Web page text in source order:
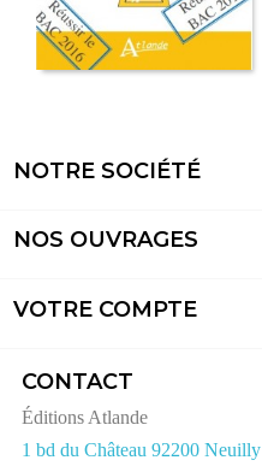
NOTRE SOCIÉTÉ
NOS OUVRAGES
VOTRE COMPTE
CONTACT
Éditions Atlande
1 bd du Château 92200 Neuilly